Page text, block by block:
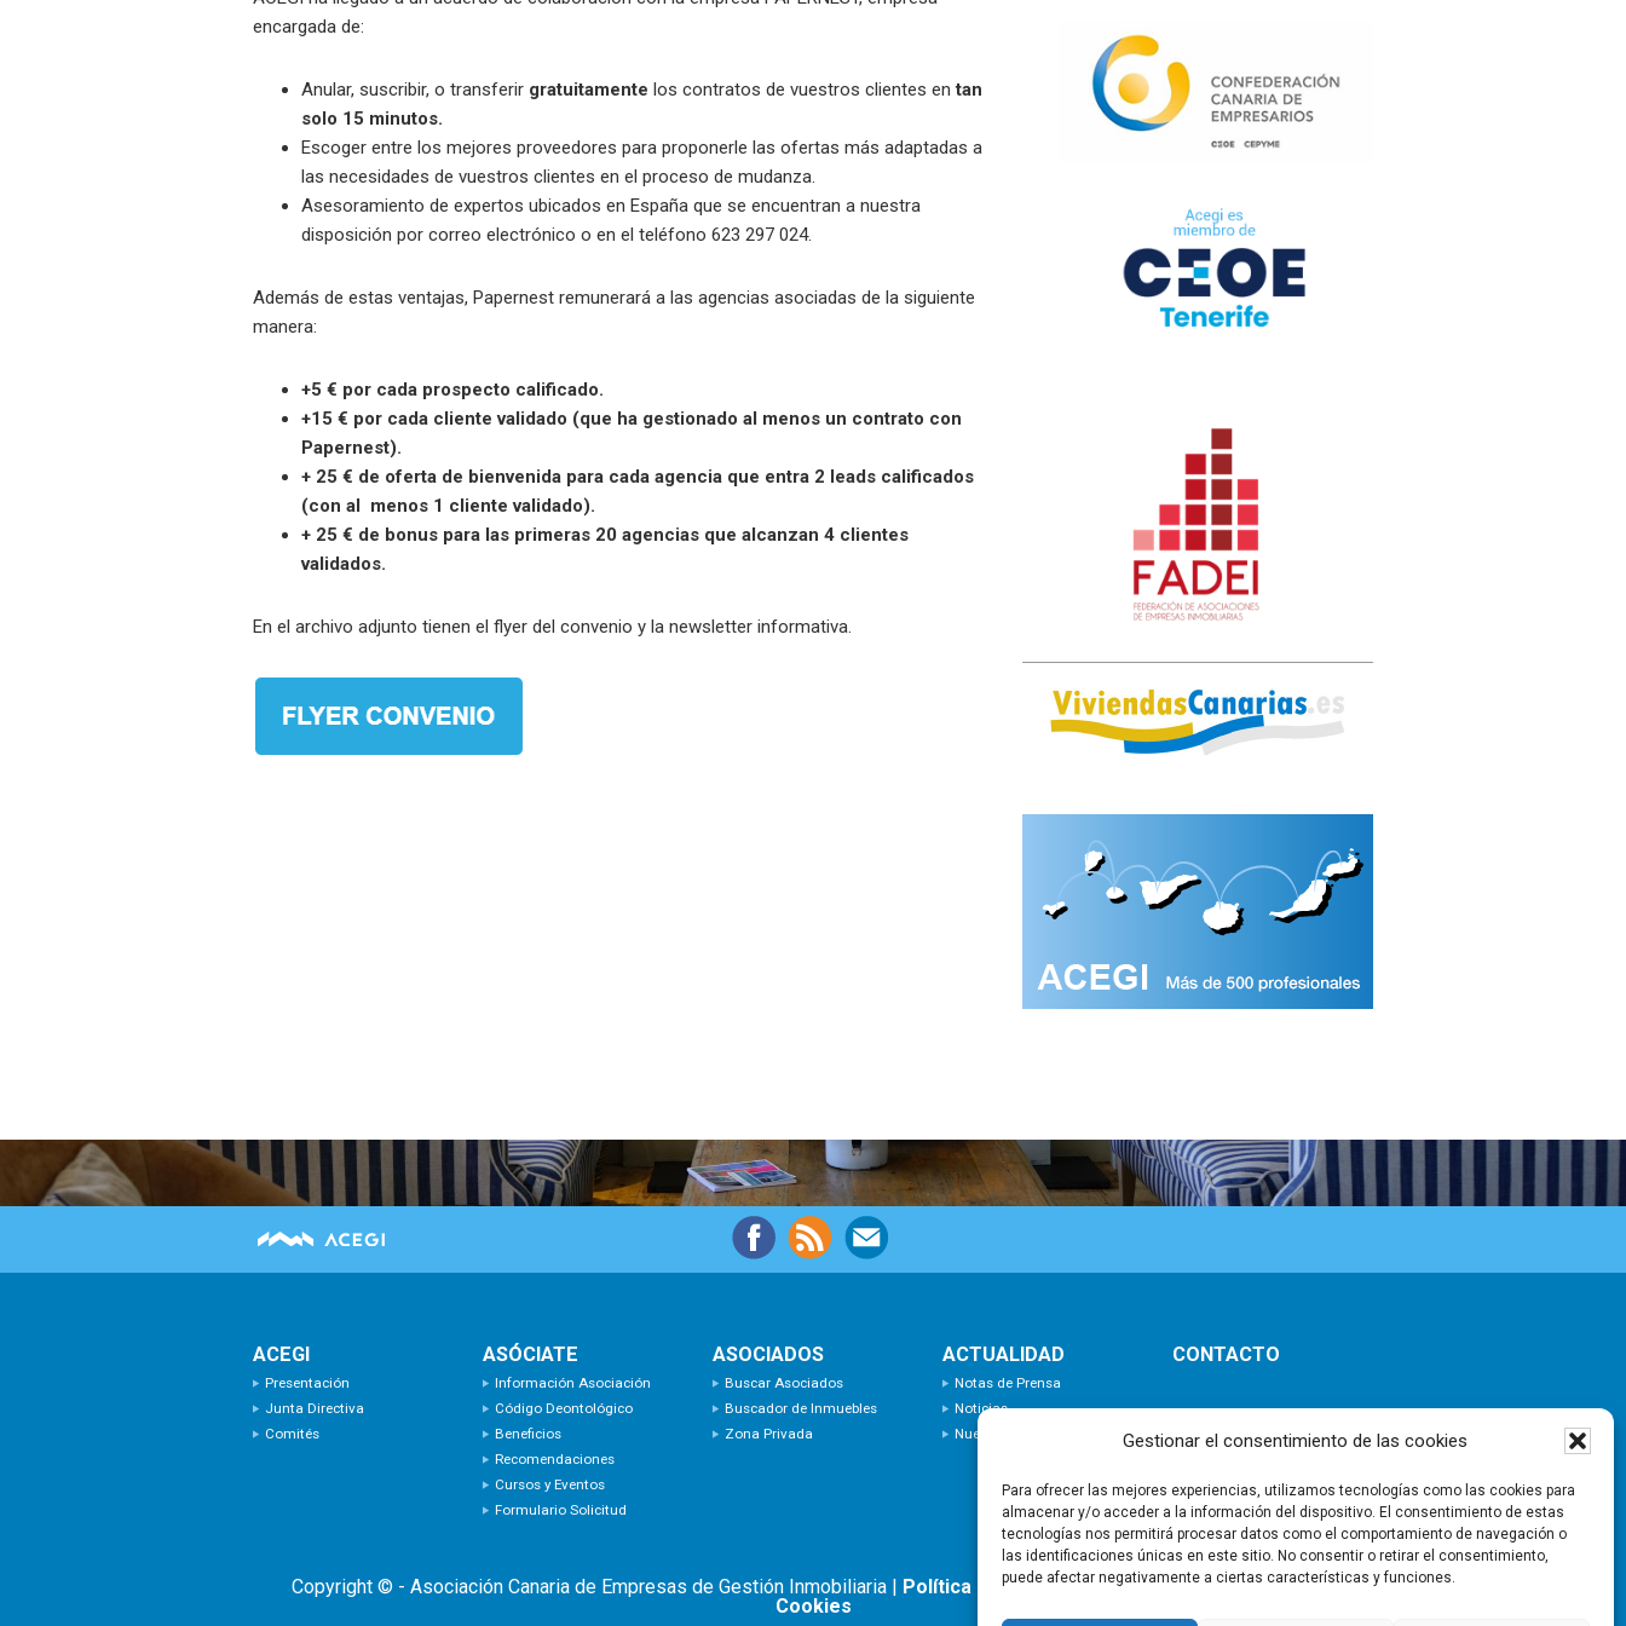
Gestionar el consentimiento de las cookies
Para ofrecer las mejores experiencias, utilizamos tecnologías como las cookies para
almacenar y/o acceder a la información del dispositivo. El consentimiento de estas
tecnologías nos permitirá procesar datos como el comportamiento de navegación o
las identificaciones únicas en este sitio. No consentir o retirar el consentimiento,
puede afectar negativamente a ciertas características y funciones.
encargada de:
Anular, suscribir, o transferir gratuitamente los contratos de vuestros clientes entan
solo 15 minutos.
Escoger entre los mejores proveedores para proponerle las ofertas más adaptadas a
las necesidades de vuestros clientes en el proceso de mudanza.
Asesoramiento de expertos ubicados en España que se encuentran a nuestra
disposición por correo electrónico o en el teléfono 623 297 024.
Además de estas ventajas, Papernest remunerará a las agencias asociadas de la siguiente
manera:
+5 € por cada prospecto calificado.
+15 € por cada cliente validado (que ha gestionado al menos un contrato con
Papernest).
+ 25 € de oferta de bienvenida para cada agencia que entra 2 leads calificados
(con al menos 1 cliente validado).
+ 25 € de bonus para las primeras 20 agencias que alcanzan 4 clientes
validados.
En el archivo adjunto tienen el flyer del convenio y la newsletter informativa.
ACEGI
Presentación
Junta Directiva
Comités
ASÓCIATE
Información Asociación
Código Deontológico
Beneficios
Recomendaciones
Cursos y Eventos
Formulario Solicitud
ASOCIADOS
Buscar Asociados
Buscador de Inmuebles
Zona Privada
ACTUALIDAD
Notas de Prensa
Noticias
Nuevas Incorporaciones
CONTACTO
Copyright © - Asociación Canaria de Empresas de Gestión Inmobiliaria | Política de privacidad |Aviso Legal|Política de
Cookies